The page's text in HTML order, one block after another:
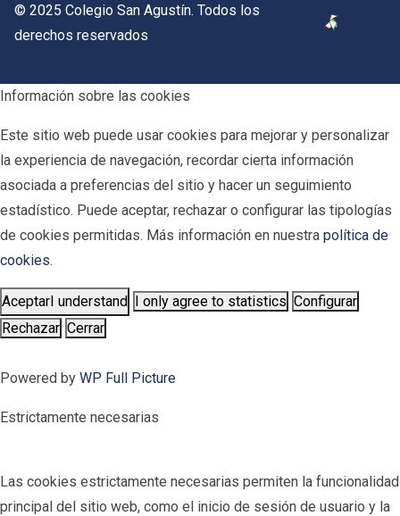
© 2025 Colegio San Agustín. Todos los
derechos reservados
Información sobre las cookies
Este sitio web puede usar cookies para mejorar y personalizar
la experiencia de navegación, recordar cierta información
asociada a preferencias del sitio y hacer un seguimiento
estadístico. Puede aceptar, rechazar o configurar las tipologías
de cookies permitidas. Más información en nuestra política de
cookies.
AceptarI understand I only agree to statistics Configurar
Rechazar Cerrar
Powered by WP Full Picture
Estrictamente necesarias
Las cookies estrictamente necesarias permiten la funcionalidad
principal del sitio web, como el inicio de sesión de usuario y la